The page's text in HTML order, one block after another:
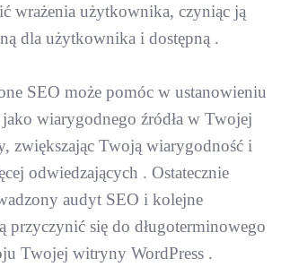
wrażenia użytkownika, czyniąc ją
dla użytkownika i dostępną .
SEO może pomóc w ustanowieniu
wiarygodnego źródła w Twojej
zwiększając Twoją wiarygodność i
odwiedzających . Ostatecznie
audyt SEO i kolejne
przyczynić się do długoterminowego
Twojej witryny WordPress .